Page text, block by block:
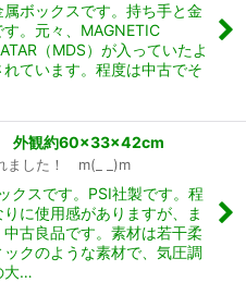
ボックスです。持ち手と金
。元々、MAGNETIC
（MDS）が入っていたよ
ています。程度は中古でそ
外観約60×33×42cm
した！ m(_ _)m
クスです。PSI社製です。程
に使用感がありますが、ま
古良品です。素材は若干柔
クのような素材で、気圧調
大…